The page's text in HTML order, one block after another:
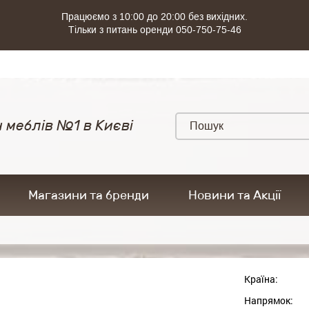
Працюємо з 10:00 до 20:00 без вихідних.
Тільки з питань оренди 050-750-75-46
№1 в Києві
Магазини та бренди Новини та Акції
Країна:
Напрямок: